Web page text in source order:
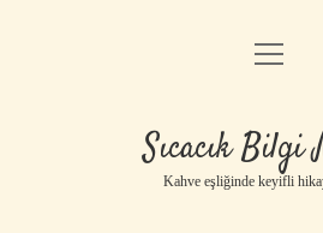
Anasayfa
Yasal Uyarı
menüyü
Sıcacık Bilgi
Kahve eşliğinde keyifli